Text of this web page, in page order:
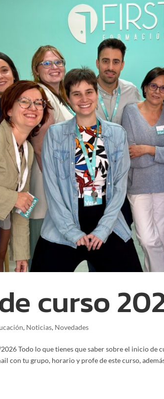
curso
, Noticias, Novedades
Todo lo que tienes que saber sobre el inicio de
con tu grupo, horario y profe de este curso,